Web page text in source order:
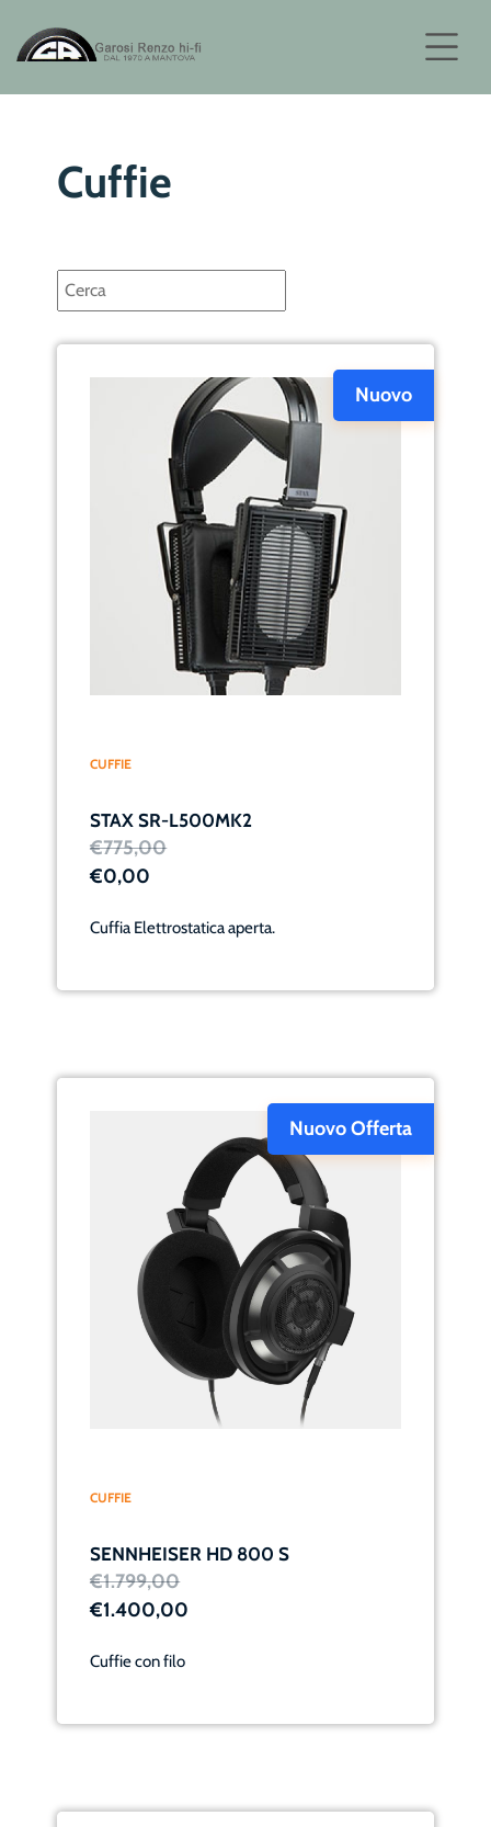
Cuffie
Nuovo
CUFFIE
STAX SR-L500MK2
€775,00
€0,00
Cuffia Elettrostatica aperta.
Nuovo Offerta
CUFFIE
SENNHEISER HD 800 S
€1.799,00
€1.400,00
Cuffie con filo